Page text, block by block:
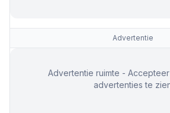
Advertentie
Advertentie ruimte -
advertenties te